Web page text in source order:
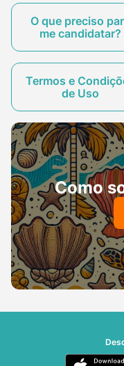
O que preciso
me candidatar?
Termos e
de Uso
Como